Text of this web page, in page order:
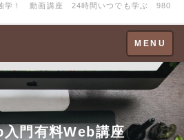
学！ 動画講座 24時間いつでも学ぶ 980
Toggle
navigation
MENU
門有料Web講座